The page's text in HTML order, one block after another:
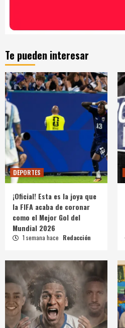
Te pueden interesar
DEPORTES
¡Oficial! Esta es la joya que
la FIFA acaba de coronar
como el Mejor Gol del
Mundial 2026
1 semana hace Redacción